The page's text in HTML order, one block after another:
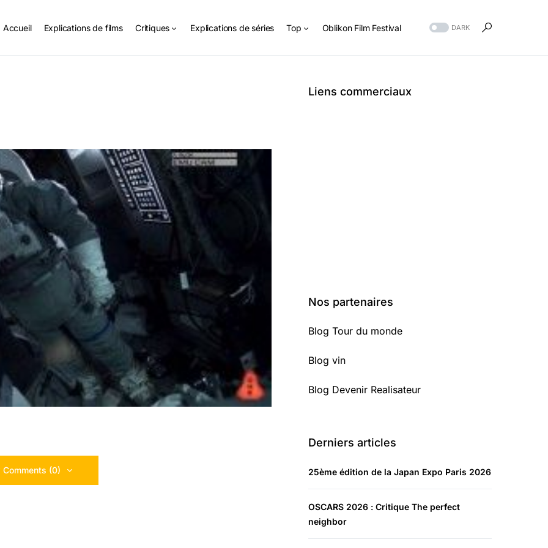
Accueil Explications de films Critiques Explications de séries Top Oblikon Film Festival DARK
Comments (0)
Liens commerciaux
Nos partenaires
Blog Tour du monde
Blog vin
Blog Devenir Realisateur
Derniers articles
25ème édition de la Japan Expo Paris 2026
OSCARS 2026 : Critique The perfect
neighbor